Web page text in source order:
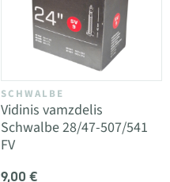
SCHWALBE
Vidinis vamzdelis
Schwalbe 28/47-507/541
FV
9,00 €